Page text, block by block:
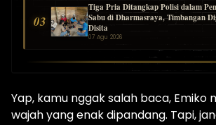
03
Tiga Pria Ditangkap Polisi dalam
Sabu di Dharmasraya, Timbangan
Disita
07 Agu 2026
Yap, kamu nggak salah baca, Emiko
wajah yang enak dipandang. Tapi,